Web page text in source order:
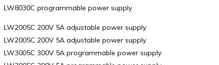
LW8030C programmable power supply
LW2005C 200V 5A adjustable power supply
LW2005C 200V 5A adjustable power supply
LW3005C 300V 5A programmable power supply